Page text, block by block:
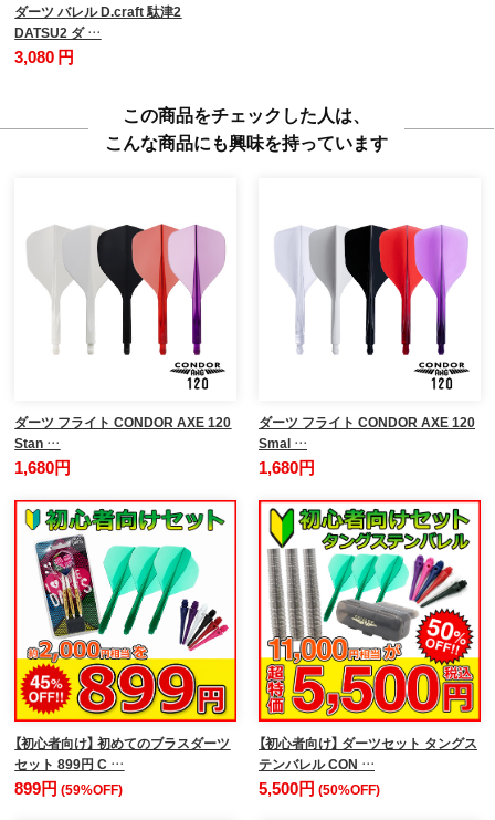
ダーツ バレル D.craft 駄津2
DATSU2 ダ …
3,080 円
この商品をチェックした人は、
こんな商品にも興味を持っています
ダーツ フライト CONDOR AXE 120
Stan …
1,680円
ダーツ フライト CONDOR AXE 120
Smal …
1,680円
【初心者向け】 初めてのブラスダーツ
セット 899円 C …
899円(59%OFF)
【初心者向け】 ダーツセット タングス
テンバレル CON …
5,500円 (50%OFF)